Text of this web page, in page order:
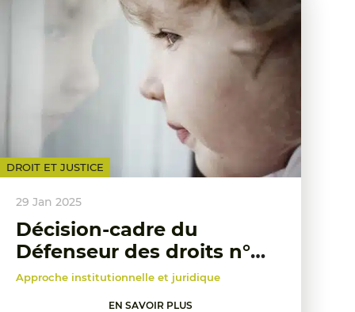
DROIT ET JUSTICE
29 Jan 2025
Décision-cadre du
Défenseur des droits n°
2025-005 relative à la
protection de l’enfance
Approche institutionnelle et juridique
EN SAVOIR PLUS